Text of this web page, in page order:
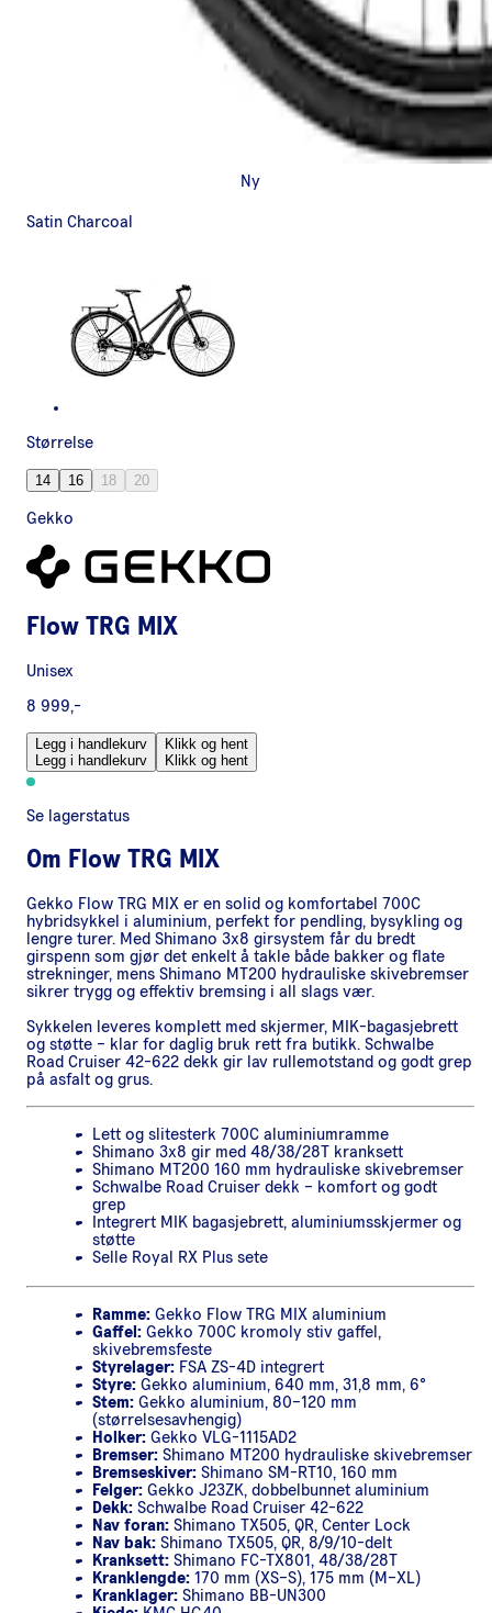
Ny
Satin Charcoal
Størrelse
14 16 18 20
Gekko
Flow TRG MIX
Unisex
8 999,-
Legg i handlekurv
Legg i handlekurv
Klikk og hent
Klikk og hent
Se lagerstatus
Om Flow TRG MIX
Gekko Flow TRG MIX er en solid og komfortabel 700C
hybridsykkel i aluminium, perfekt for pendling, bysykling og
lengre turer. Med Shimano 3x8 girsystem får du bredt
girspenn som gjør det enkelt å takle både bakker og flate
strekninger, mens Shimano MT200 hydrauliske skivebremser
sikrer trygg og effektiv bremsing i all slags vær.
Sykkelen leveres komplett med skjermer, MIK-bagasjebrett
og støtte – klar for daglig bruk rett fra butikk. Schwalbe
Road Cruiser 42-622 dekk gir lav rullemotstand og godt grep
på asfalt og grus.
Lett og slitesterk 700C aluminiumramme
Shimano 3x8 gir med 48/38/28T kranksett
Shimano MT200 160 mm hydrauliske skivebremser
Schwalbe Road Cruiser dekk – komfort og godt
grep
Integrert MIK bagasjebrett, aluminiumsskjermer og
støtte
Selle Royal RX Plus sete
Ramme: Gekko Flow TRG MIX aluminium
Gaffel: Gekko 700C kromoly stiv gaffel,
skivebremsfeste
Styrelager: FSA ZS-4D integrert
Styre: Gekko aluminium, 640 mm, 31,8 mm, 6°
Stem: Gekko aluminium, 80–120 mm
(størrelsesavhengig)
Holker: Gekko VLG-1115AD2
Bremser: Shimano MT200 hydrauliske skivebremser
Bremseskiver: Shimano SM-RT10, 160 mm
Felger: Gekko J23ZK, dobbelbunnet aluminium
Dekk: Schwalbe Road Cruiser 42-622
Nav foran: Shimano TX505, QR, Center Lock
Nav bak: Shimano TX505, QR, 8/9/10-delt
Kranksett: Shimano FC-TX801, 48/38/28T
Kranklengde: 170 mm (XS–S), 175 mm (M–XL)
Kranklager: Shimano BB-UN300